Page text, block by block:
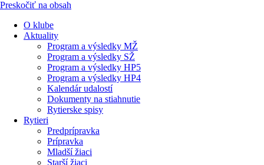
Preskočiť na obsah
O klube
Aktuality
Program a výsledky MŽ
Program a výsledky SŽ
Program a výsledky HP5
Program a výsledky HP4
Kalendár udalostí
Dokumenty na stiahnutie
Rytierske spisy
Rytieri
Predprípravka
Prípravka
Mladší žiaci
Starší žiaci